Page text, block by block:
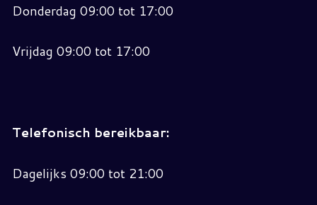
Donderdag 09:00 tot 17:00
Vrijdag 09:00 tot 17:00
Telefonisch bereikbaar:
Dagelijks 09:00 tot 21:00